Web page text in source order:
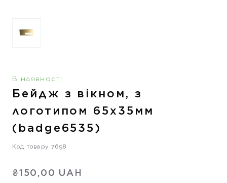
В наявності
Бейдж з вікном, з
логотипом 65х35мм
(badge6535)
Код товару 7698
₴150,00 UAH